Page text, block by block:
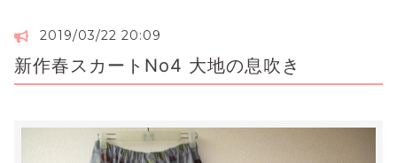
2019/03/22 20:09
新作春スカートNo4 大地の息吹き